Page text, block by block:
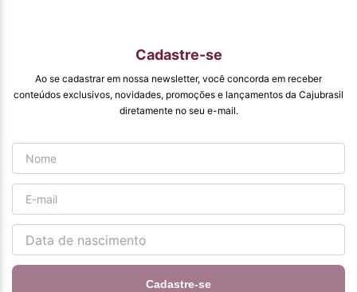
qualidade que vcs
entregam. Parabéns
#
pormaiscampanhaspromorcionais.
Cadastre-se
Ao se cadastrar em nossa newsletter, você concorda em receber
conteúdos exclusivos, novidades, promoções e lançamentos da Cajubrasil
diretamente no seu e-mail.
Cadastre-se